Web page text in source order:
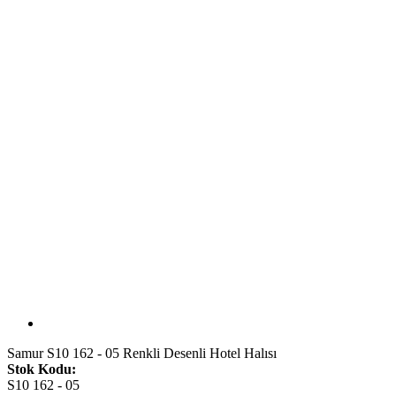
Samur S10 162 - 05 Renkli Desenli Hotel Halısı
Stok Kodu:
S10 162 - 05